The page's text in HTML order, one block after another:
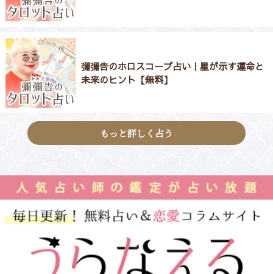
彌彌告のホロスコープ占い｜星が示す運命と
未来のヒント【無料】
もっと詳しく占う